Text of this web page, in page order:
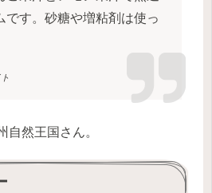
です。砂糖や増粘剤は使っ
自然王国さん。